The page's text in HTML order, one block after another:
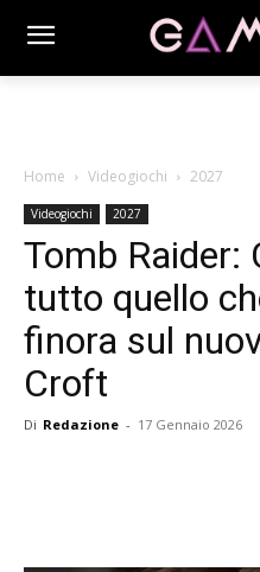
Home Videogiochi 2027
Videogiochi 2027
Tomb Raider:
tutto quello
finora sul
Croft
Di Redazione - 17 Gennaio 2026